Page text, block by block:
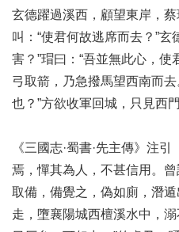
玄德躍過溪西，顧望東岸，
叫：“使君何故逃席而去？”
害？”瑁曰：“吾並無此心，
弓取箭，乃急撥馬望西南而
也？”方欲收軍回城，只見西
《三國志·蜀書·先主傳》注
焉，憚其為人，不甚信用。
取備，備覺之，偽如廁，潛
走，墮襄陽城西檀溪水中，